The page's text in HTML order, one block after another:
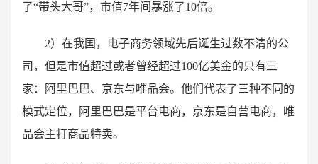
了“带头大哥”，市值7年间暴涨了10倍。
2）在我国，电子商务领域先后诞生过数不清的公
司，但是市值超过或者曾经超过100亿美金的只有三
家：阿里巴巴、京东与唯品会。他们代表了三种不同的
模式定位，阿里巴巴是平台电商，京东是自营电商，唯
品会主打商品特卖。